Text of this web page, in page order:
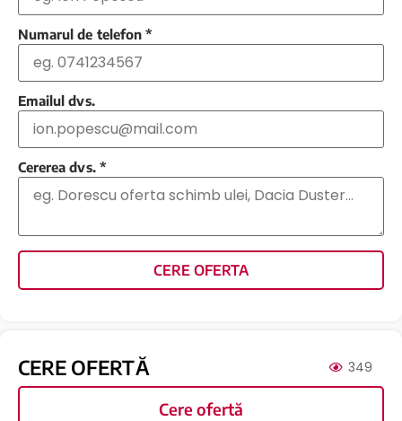
Numarul de telefon *
Emailul dvs.
Cererea dvs. *
CERE OFERTA
CERE OFERTĂ 349
Cere ofertă